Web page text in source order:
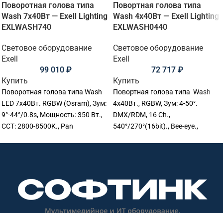
Поворотная голова типа
Wash 7х40Вт — Exell Lighting
EXLWASH740
Световое оборудование
Exell
99 010 ₽
Купить
Поворотная голова типа Wash
LED 7х40Вт. RGBW (Osram), Зум:
9°-44°/0.8s, Мощность: 350 Вт.,
CCT: 2800-8500K., Pan
Повортная голова типа
Wash 4х40Вт — Exell Lighting
EXLWASH0440
Световое оборудование
Exell
72 717 ₽
Купить
Повортная голова типа Wash
4х40Вт., RGBW, Зум: 4-50°.
DMX/RDM, 16 Ch.,
540°/270°(16bit)., Bee-eye.,